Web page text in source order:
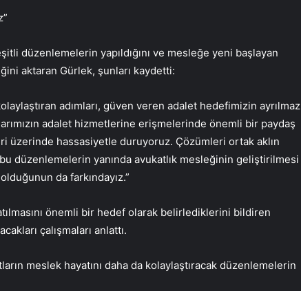
düzenlemelerin yapıldığını ve mesleğe yeni başlayan
aktaran Gürlek, şunları kaydetti:
adımları, güven veren adalet hedefimizin ayrılmaz
adalet hizmetlerine erişmelerinde önemli bir paydaş
üzerinde hassasiyetle duruyoruz. Çözümleri ortak aklın
düzenlemelerin yanında avukatlık mesleğinin geliştirilmesi
da farkındayız.”
önemli bir hedef olarak belirlediklerini bildiren
çalışmaları anlattı.
meslek hayatını daha da kolaylaştıracak düzenlemelerin